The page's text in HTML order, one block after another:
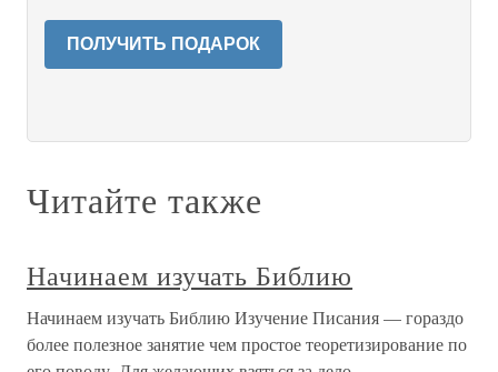
ПОЛУЧИТЬ ПОДАРОК
Читайте также
Начинаем изучать Библию
Начинаем изучать Библию Изучение Писания — гораздо
более полезное занятие чем простое теоретизирование по